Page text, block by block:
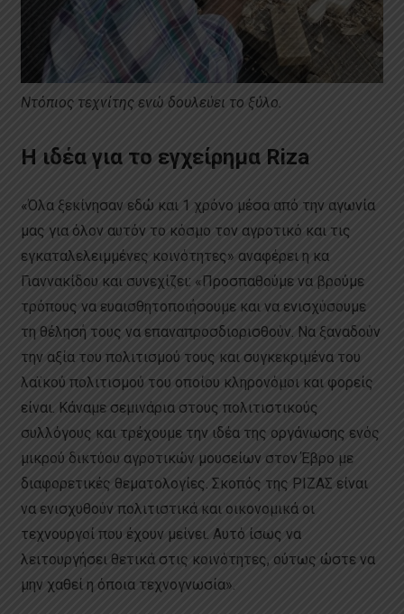
Ντόπιος τεχνίτης ενώ δουλεύει το ξύλο.
Η ιδέα για το εγχείρημα Riza
«Όλα ξεκίνησαν εδώ και 1 χρόνο μέσα από την αγωνία
μας για όλον αυτόν το κόσμο τον αγροτικό και τις
εγκαταλελειμμένες κοινότητες» αναφέρει η κα
Γιαννακίδου και συνεχίζει: «Προσπαθούμε να βρούμε
τρόπους να ευαισθητοποιήσουμε και να ενισχύσουμε
τη θέλησή τους να επαναπροσδιορισθούν. Να ξαναδούν
την αξία του πολιτισμού τους και συγκεκριμένα του
λαϊκού πολιτισμού του οποίου κληρονόμοι και φορείς
είναι. Κάναμε σεμινάρια στους πολιτιστικούς
συλλόγους και τρέχουμε την ιδέα της οργάνωσης ενός
μικρού δικτύου αγροτικών μουσείων στον Έβρο με
διαφορετικές θεματολογίες. Σκοπός της ΡΙΖΑΣ είναι
να ενισχυθούν πολιτιστικά και οικονομικά οι
τεχνουργοί που έχουν μείνει. Αυτό ίσως να
λειτουργήσει θετικά στις κοινότητες, ούτως ώστε να
μην χαθεί η όποια τεχνογνωσία».